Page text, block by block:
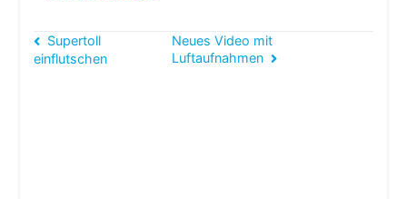
Beitragsnavigation
Supertoll
einflutschen
Neues Video mit
Luftaufnahmen